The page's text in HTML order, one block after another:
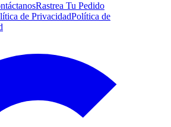
Rastrea Tu Pedido
de PrivacidadPolítica de